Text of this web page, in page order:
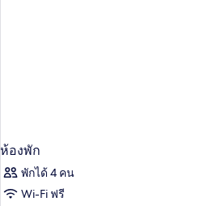
ห้องพัก
พักได้ 4 คน
Wi-Fi ฟรี